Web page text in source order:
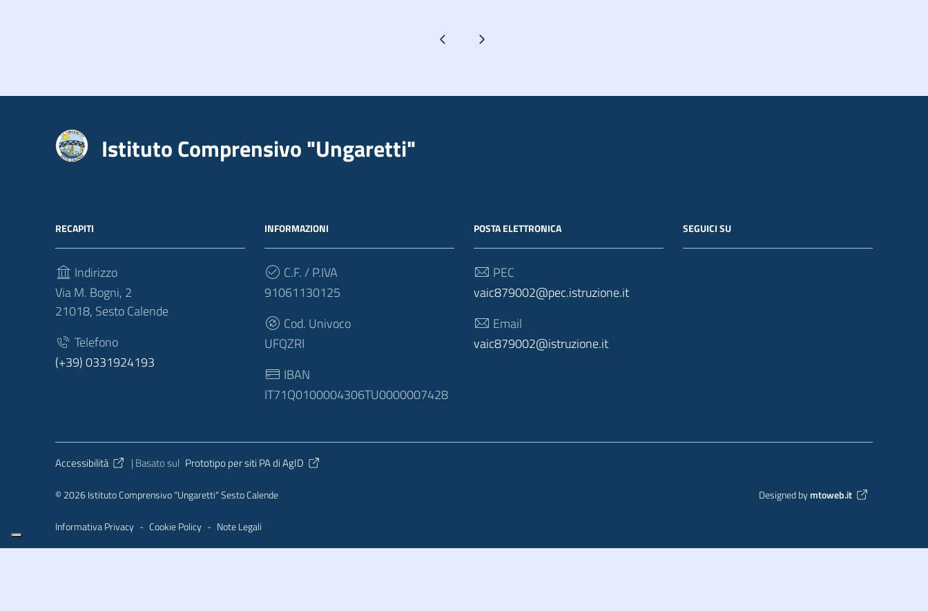
Pagina precedentePagina successiva
Istituto Comprensivo "Ungaretti"
RECAPITI
Indirizzo
Via M. Bogni, 2
21018, Sesto Calende
Telefono
(+39) 0331924193
INFORMAZIONI
C.F. / P.IVA
91061130125
Cod. Univoco
UFQZRI
IBAN
IT71Q0100004306TU0000007428
POSTA ELETTRONICA
PEC
vaic879002@pec.istruzione.it
Email
vaic879002@istruzione.it
SEGUICI SU
Sezione Link Utili
Accessibilità | Basato sul Prototipo per siti PA di AgID
© 2026 Istituto Comprensivo "Ungaretti" Sesto Calende
Informativa Privacy - Cookie Policy - Note Legali
Designed by mtoweb.it